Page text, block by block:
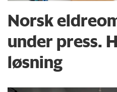
Norsk
under press.
løsning